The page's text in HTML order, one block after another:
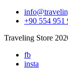
+90 554 951
Traveling Store
fb
insta